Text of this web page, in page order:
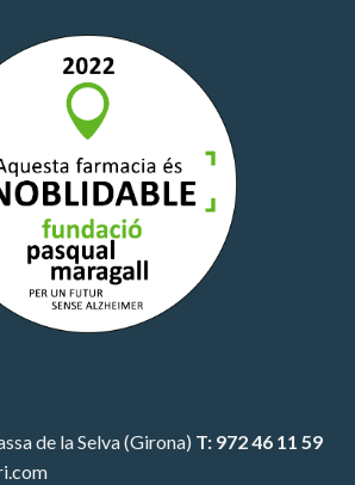
de la Selva (Girona) T: 972 46 11 59